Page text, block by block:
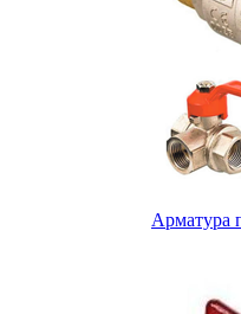
Арматура